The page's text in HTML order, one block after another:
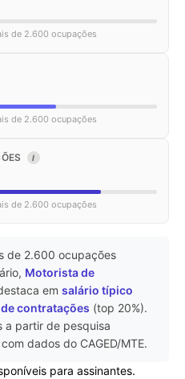
de 2.600 ocupações
de 2.600 ocupações
I
de 2.600 ocupações
de 2.600 ocupações
Motorista de
em salário típico
contratações (top 20%).
a partir de pesquisa
com dados do CAGED/MTE.
para assinantes.